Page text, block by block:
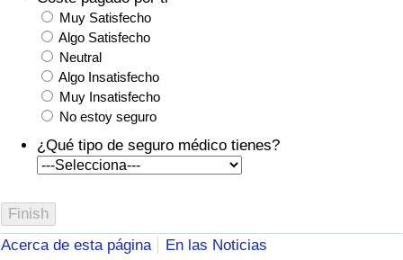
Muy Satisfecho
Algo Satisfecho
Neutral
Algo Insatisfecho
Muy Insatisfecho
No estoy seguro
¿Qué tipo de seguro médico tienes?
Acerca de esta página En las Noticias